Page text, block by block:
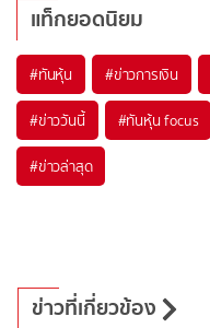
แท็กยอดนิยม
#ทันหุ้น #ข่าวการเงิน
#ข่าววันนี้ #ทันหุ้น focus
#ข่าวล่าสุด
ข่าวที่เกี่ยวข้อง